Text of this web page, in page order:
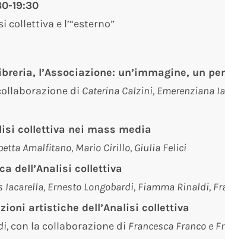
19:30
collettiva e l’“esterno”
l’Associazione: un’immagine, un
di Caterina Calzini, Emerenziana
collettiva nei mass media
Amalfitano, Mario Cirillo, Giulia Felici
dell’Analisi collettiva
Iacarella, Ernesto Longobardi, Fiamma Rinaldi,
artistiche dell’Analisi collettiva
con la collaborazione di Francesca Franco e